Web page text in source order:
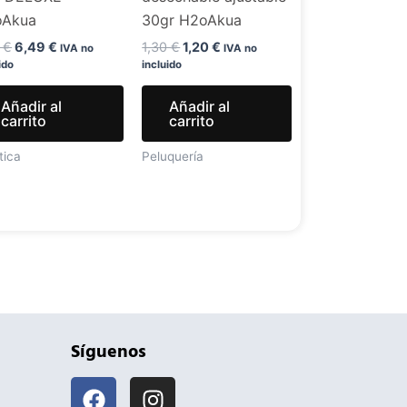
€6,49€ IVA no
Añadir al
carrito
30gr H2oAkua
1,30€1,20€ IVA no
incluido
Añadir al
carrito
Peluquería
Síguenos
F
I